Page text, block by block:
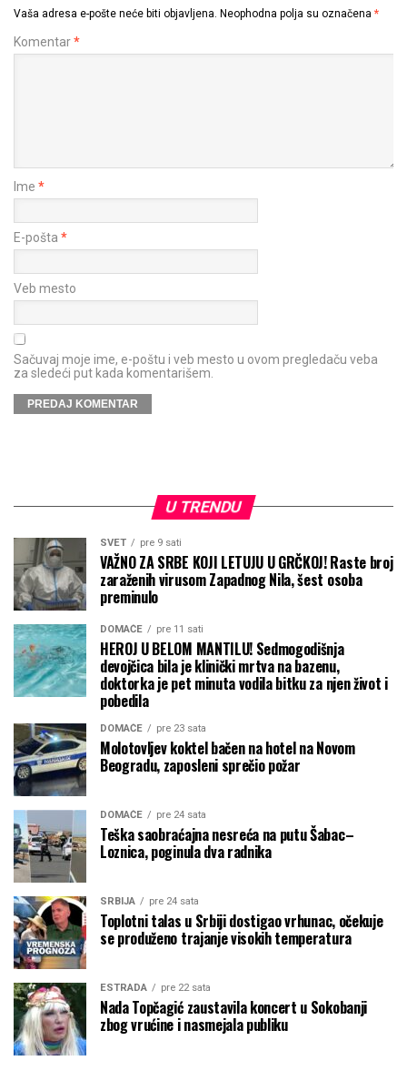
Vaša adresa e-pošte neće biti objavljena. Neophodna polja su označena *
Komentar*
Ime *
E-pošta *
Veb mesto
Sačuvaj moje ime, e-poštu i veb mesto u ovom pregledaču veba
za sledeći put kada komentarišem.
U TRENDU
SVET pre 9 sati
VAŽNO ZA SRBE KOJI LETUJU U GRČKOJ! Raste broj
zaraženih virusom Zapadnog Nila, šest osoba
preminulo
DOMAĆE pre 11 sati
HEROJ U BELOM MANTILU! Sedmogodišnja
devojčica bila je klinički mrtva na bazenu,
doktorka je pet minuta vodila bitku za njen život i
pobedila
DOMAĆE pre 23 sata
Molotovljev koktel bačen na hotel na Novom
Beogradu, zaposleni sprečio požar
DOMAĆE pre 24 sata
Teška saobraćajna nesreća na putu Šabac–
Loznica, poginula dva radnika
SRBIJA pre 24 sata
Toplotni talas u Srbiji dostigao vrhunac, očekuje
se produženo trajanje visokih temperatura
ESTRADA pre 22 sata
Nada Topčagić zaustavila koncert u Sokobanji
zbog vrućine i nasmejala publiku